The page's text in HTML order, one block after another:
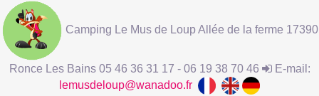
Camping Le Mus de Loup Allée de la ferme 17390
Ronce Les Bains 05 46 36 31 17 - 06 19 38 70 46
E-mail:
lemusdeloup@wanadoo.fr